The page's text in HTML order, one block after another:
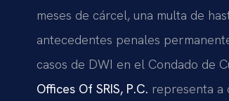
meses de cárcel, una multa de
antecedentes penales
casos de DWI en el Condado de
Offices Of SRIS, P.C. representa a